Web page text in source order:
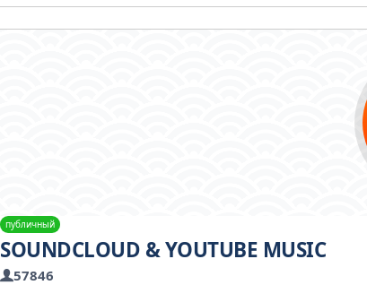
публичный
SOUNDCLOUD & YOUTUBE MUSIC
57846